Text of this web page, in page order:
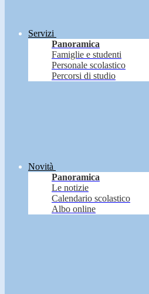
Servizi
Panoramica
Famiglie e studenti
Personale scolastico
Percorsi di studio
Novità
Panoramica
Le notizie
Calendario scolastico
Albo online